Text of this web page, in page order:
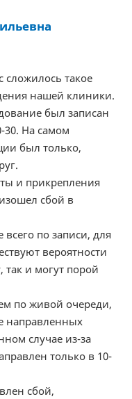
сложилось такое
нашей клиники.
был записан
30. На самом
был только,
и прикрепления
сбой в
по записи, для
вероятности
так и могут порой
по живой очереди,
направленных
случае из-за
только в 10-
сбой,